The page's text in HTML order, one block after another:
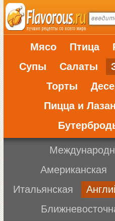
Мясо Птица
Супы
Салаты
Торты
Пицца и
Американская
Итальянская